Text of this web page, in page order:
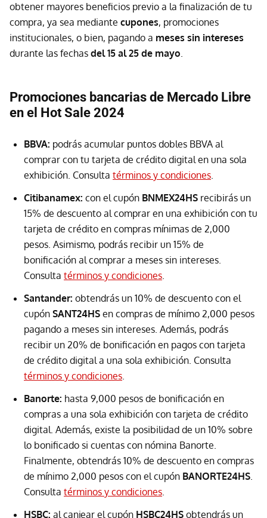
obtener mayores beneficios previo a la finalización de tu
compra, ya sea mediante cupones, promociones
institucionales, o bien, pagando a meses sin intereses
durante las fechas del 15 al 25 de mayo.
Promociones bancarias de Mercado Libre
en el Hot Sale 2024
BBVA: podrás acumular puntos dobles BBVA al
comprar con tu tarjeta de crédito digital en una sola
exhibición. Consulta términos y condiciones.
Citibanamex: con el cupón BNMEX24HS recibirás un
15% de descuento al comprar en una exhibición con tu
tarjeta de crédito en compras mínimas de 2,000
pesos. Asimismo, podrás recibir un 15% de
bonificación al comprar a meses sin intereses.
Consulta términos y condiciones.
Santander: obtendrás un 10% de descuento con el
cupón SANT24HS en compras de mínimo 2,000 pesos
pagando a meses sin intereses. Además, podrás
recibir un 20% de bonificación en pagos con tarjeta
de crédito digital a una sola exhibición. Consulta
términos y condiciones.
Banorte: hasta 9,000 pesos de bonificación en
compras a una sola exhibición con tarjeta de crédito
digital. Además, existe la posibilidad de un 10% sobre
lo bonificado si cuentas con nómina Banorte.
Finalmente, obtendrás 10% de descuento en compras
de mínimo 2,000 pesos con el cupón BANORTE24HS.
Consulta términos y condiciones.
HSBC: al canjear el cupón HSBC24HS obtendrás un